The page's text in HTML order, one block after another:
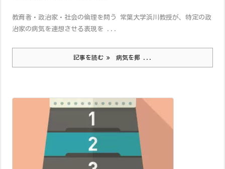
教育者・政治家・社会の倫理を問う 常葉大学浜川教授が、特定の政
治家の病気を連想させる表現を ...
記事を読む 病気を揶 ...